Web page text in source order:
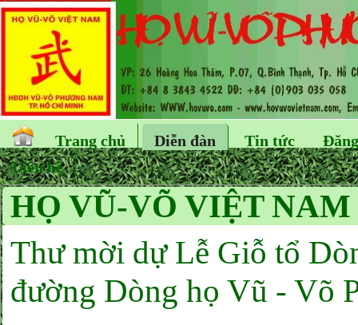
Trang chủ Diễn đàn Tin tức
Liên hệ
HỌ VŨ-VÕ VIỆT
Thư mời dự Lễ Giỗ tổ
đường Dòng họ Vũ - Võ